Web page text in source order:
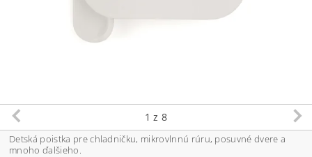
1 z 8
Detská poistka pre chladničku, mikrovlnnú rúru, posuvné dvere a
mnoho ďalšieho.